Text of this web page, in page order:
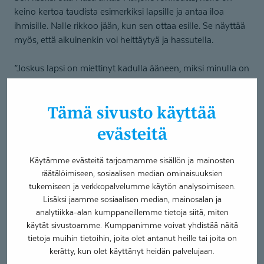
Tämä sivusto käyttää
evästeitä
Käytämme evästeitä tarjoamamme sisällön ja mainosten
räätälöimiseen, sosiaalisen median ominaisuuksien
tukemiseen ja verkkopalvelumme käytön analysoimiseen.
Lisäksi jaamme sosiaalisen median, mainosalan ja
analytiikka-alan kumppaneillemme tietoja siitä, miten
käytät sivustoamme. Kumppanimme voivat yhdistää näitä
tietoja muihin tietoihin, joita olet antanut heille tai joita on
kerätty, kun olet käyttänyt heidän palvelujaan.
keino kertoa taudista esimerkiksi lapsille ja antaa iloa
ihmisille. Nalle rikkoo jään, kun sen ottaa esille. Se näyttää
myös, että aikuinenkin voi heittäytyä ja hassutella.
”Joskus lapsi on miettinyt kadulla ääneen, miksi minulla on
keppi ja hänen vanhempansa on hyssytellyt häntä. Olen
minulla huono tasapaino ja saatan muutoin kaatua vaikka
ojaan. Hyssyttely ja piilottelu ei ole hyvästä, vaan lasten on
hyvä oppia erilaisuutta ja siksi on tärkeää tuoda sitä julki.
Elämän edetessä Raappanan eteen voi tulla tilanne, ettei
hän pysty kävelemään. Siksi hän kokee tärkeäksi antaa
lapsilleen oikeanlaista esimerkkiä suhtautumisesta
apuvälineisiin.
”Vanhempana yritän opettaa lapsilleni, että vaikka kenellä